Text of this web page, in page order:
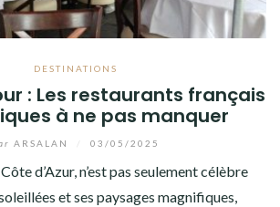
DESTINATIONS
: Les restaurants français
à ne pas manquer
ARSALAN 03/05/2025
d’Azur, n’est pas seulement célèbre
et ses paysages magnifiques,